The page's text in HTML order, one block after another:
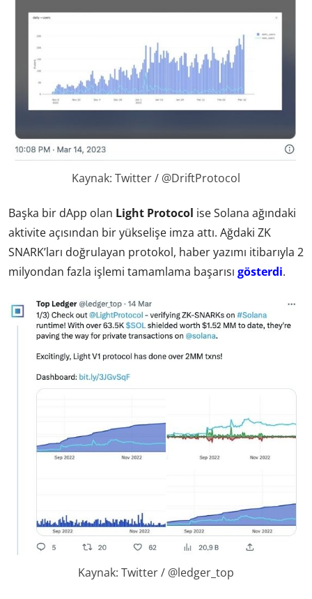
Kaynak: Twitter / @DriftProtocol
Başka bir dApp olan Light Protocol ise Solana ağındaki
aktivite açısından bir yükselişe imza attı. Ağdaki ZK
SNARK’ları doğrulayan protokol, haber yazımı itibarıyla 2
milyondan fazla işlemi tamamlama başarısı gösterdi.
Kaynak: Twitter / @ledger_top